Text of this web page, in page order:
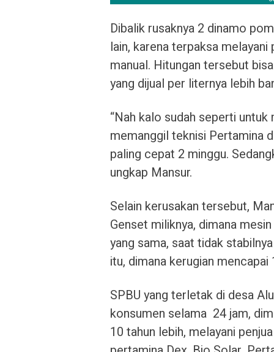
Dibalik rusaknya 2 dinamo
lain, karena terpaksa
manual. Hitungan tersebut
yang dijual per liternya lebih
“Nah kalo sudah seperti
memanggil teknisi Pertamina
paling cepat 2 minggu.
ungkap Mansur.
Selain kerusakan tersebut,
Genset miliknya, dimana
yang sama, saat tidak
itu, dimana kerugian mencapai
SPBU yang terletak di desa
konsumen selama 24 jam,
10 tahun lebih, melayani